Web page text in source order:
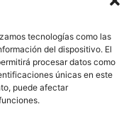
tecnologías como las
del dispositivo. El
procesar datos como
únicas en este
puede afectar